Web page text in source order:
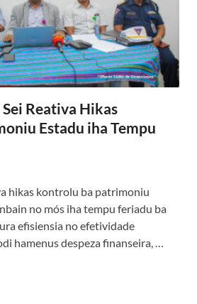
Reativa Hikas
Estadu iha Tempu
hikas kontrolu ba patrimoniu
no mós iha tempu feriadu ba
efisiensia no efetividade
hamenus despeza finanseira, …